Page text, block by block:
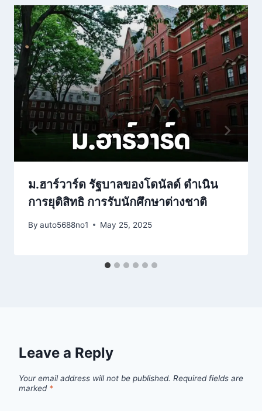
ม.ฮาร์วาร์ด รัฐบาลของโดนัลด์ ดำเนิน
การยุติสิทธิ การรับนักศึกษาต่างชาติ
By auto5688no1 May 25, 2025
Leave a Reply
Your email address will not be published. Required fields are
marked *